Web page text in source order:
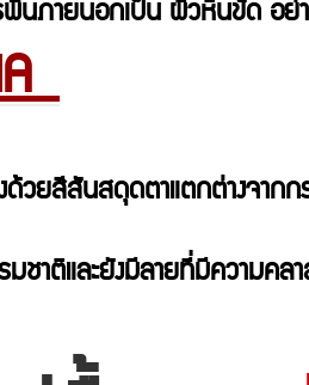
นภายนอกเป็น ผิวหินขัด อย่า
ยสีสันสดุดตาแตกต่างจากก
มชาติและยังมีลายที่มีความค